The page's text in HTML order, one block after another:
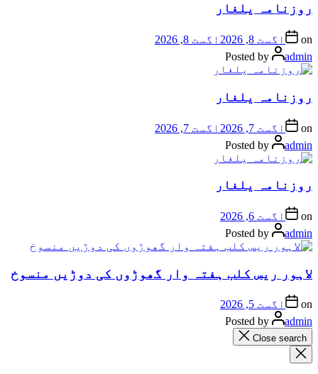
روزنامہ یلغار
on اگست 8, 2026
اگست 8, 2026
Posted by
admin
روزنامہ یلغار
on اگست 7, 2026
اگست 7, 2026
Posted by
admin
روزنامہ یلغار
on
اگست 6, 2026
Posted by
admin
لاہور ریس کلب ہفتہ وار گھوڑوں کی دوڑیں منسوخ
on
اگست 5, 2026
Posted by
admin
Close search